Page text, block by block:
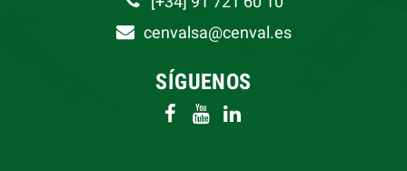
cenvalsa@cenval.es
SÍGUENOS